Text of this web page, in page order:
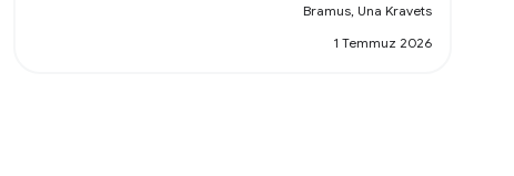
Bramus, Una Kravets
1 Temmuz 2026